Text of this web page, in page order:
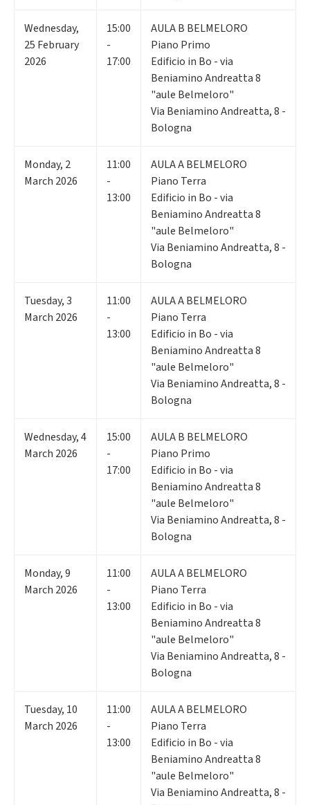
Wednesday,
25 February
2026
15:00
-
17:00
AULA B BELMELORO
Piano Primo
Edificio in Bo - via
Beniamino Andreatta 8
"aule Belmeloro"
Via Beniamino Andreatta, 8 -
Bologna
Monday, 2
March 2026
11:00
-
13:00
AULA A BELMELORO
Piano Terra
Edificio in Bo - via
Beniamino Andreatta 8
"aule Belmeloro"
Via Beniamino Andreatta, 8 -
Bologna
Tuesday,3
March 2026
11:00
-
13:00
AULA A BELMELORO
Piano Terra
Edificio in Bo - via
Beniamino Andreatta 8
"aule Belmeloro"
Via Beniamino Andreatta, 8 -
Bologna
Wednesday,4
March 2026
15:00
-
17:00
AULA B BELMELORO
Piano Primo
Edificio in Bo - via
Beniamino Andreatta 8
"aule Belmeloro"
Via Beniamino Andreatta, 8 -
Bologna
Monday,9
March 2026
11:00
-
13:00
AULA A BELMELORO
Piano Terra
Edificio in Bo - via
Beniamino Andreatta 8
"aule Belmeloro"
Via Beniamino Andreatta, 8 -
Bologna
Tuesday, 10
March 2026
11:00
-
13:00
AULA A BELMELORO
Piano Terra
Edificio in Bo - via
Beniamino Andreatta 8
"aule Belmeloro"
Via Beniamino Andreatta, 8 -